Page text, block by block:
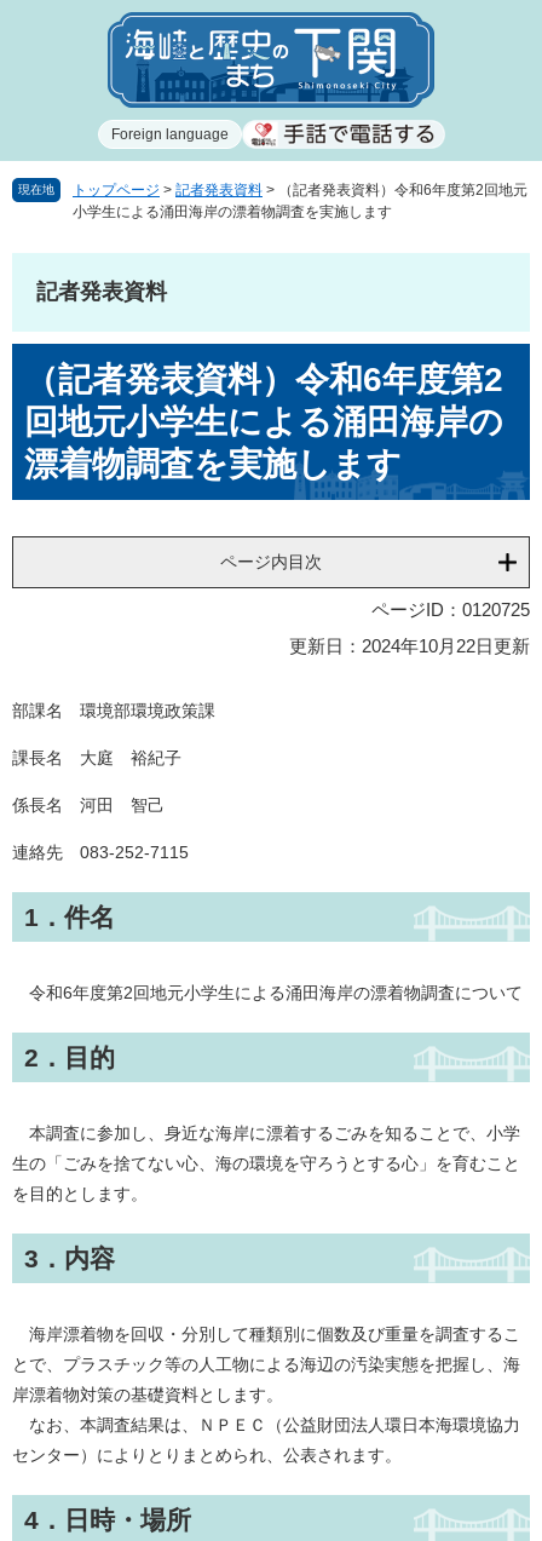
で
ば
Foreign language
現在地 トップページ > 記者発表資料 >
（記者発表資料）令和6年度第2回地元
小学生による涌田海岸の漂着物調査を実施します
記者発表資料
（記者発表資料）令和6年度第2
回地元小学生による涌田海岸の
漂着物調査を実施します
ページ内目次
ページID：0120725
更新日：2024年10月22日更新
部課名 環境部環境政策課
課長名 大庭 裕紀子
係長名 河田 智己
連絡先 083-252-7115
1．件名
令和6年度第2回地元小学生による涌田海岸の漂着物調査について
2．目的
本調査に参加し、身近な海岸に漂着するごみを知ることで、小学
生の「ごみを捨てない心、海の環境を守ろうとする心」を育むこと
を目的とします。
3．内容
海岸漂着物を回収・分別して種類別に個数及び重量を調査するこ
とで、プラスチック等の人工物による海辺の汚染実態を把握し、海
岸漂着物対策の基礎資料とします。
なお、本調査結果は、ＮＰＥＣ（公益財団法人環日本海環境協力
センター）によりとりまとめられ、公表されます。
4．日時・場所